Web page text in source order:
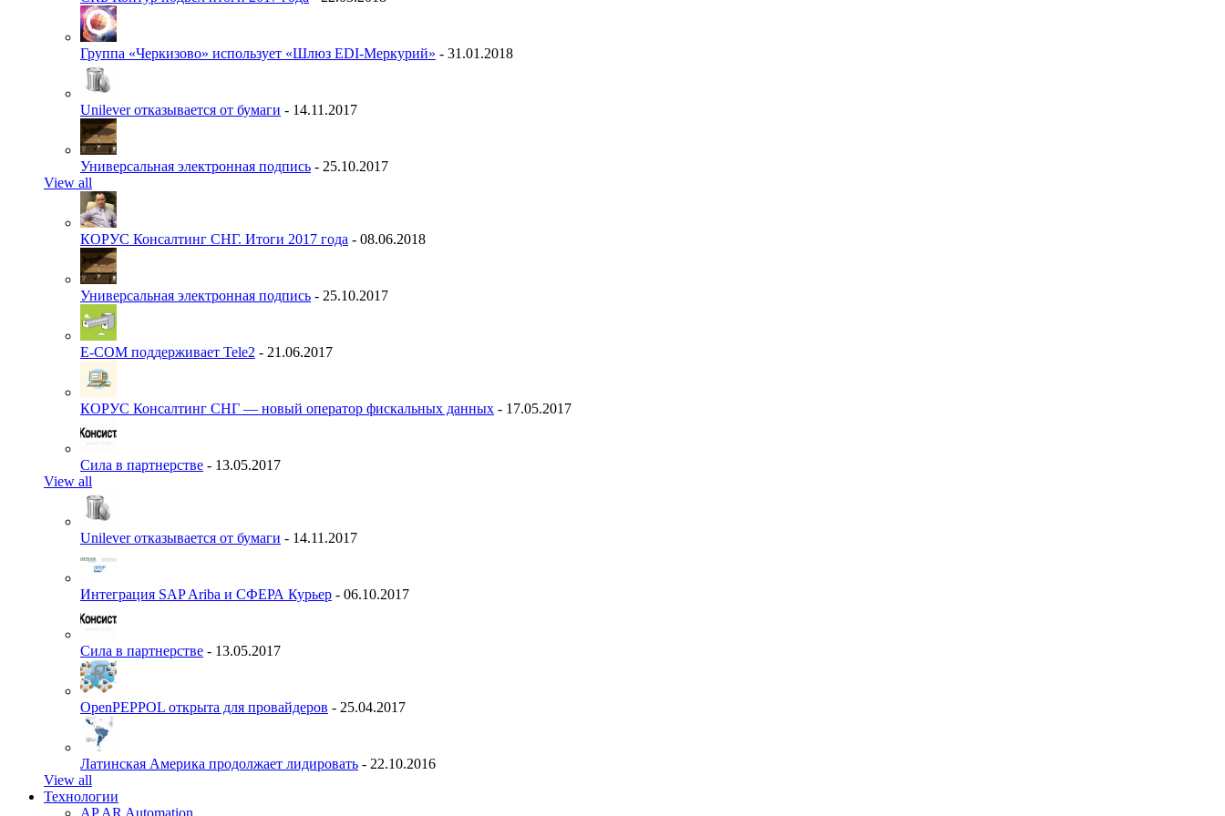
Группа «Черкизово» использует «Шлюз EDI-Меркурий» - 31.01.2018
Unilever отказывается от бумаги - 14.11.2017
Универсальная электронная подпись - 25.10.2017
View all
КОРУС Консалтинг СНГ. Итоги 2017 года - 08.06.2018
Универсальная электронная подпись - 25.10.2017
E-COM поддерживает Tele2 - 21.06.2017
КОРУС Консалтинг СНГ — новый оператор фискальных данных - 17.05.2017
Сила в партнерстве - 13.05.2017
View all
Unilever отказывается от бумаги - 14.11.2017
Интеграция SAP Ariba и СФЕРА Курьер - 06.10.2017
Сила в партнерстве - 13.05.2017
OpenPEPPOL открыта для провайдеров - 25.04.2017
Латинская Америка продолжает лидировать - 22.10.2016
View all
Технологии